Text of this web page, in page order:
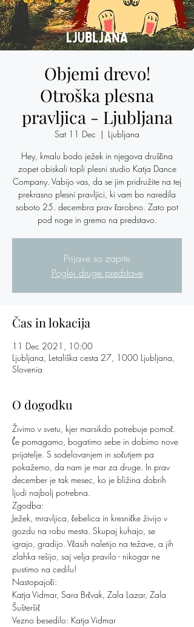
Objemi drevo!
Otroška plesna
pravljica - Ljubljana
Sat 11 Dec
  |
Ljubljana
Hey, kmalu bodo ježek in njegova druščina
zopet obiskali topli plesni studio Katja Dance
Company. Vabijo vas, da se jim pridružite na tej
prekrasno plesni pravljici, ki vam bo naredila
soboto 25. decembra prav čarobno. Zato pot
pod noge in gremo na predstavo.
Prijave so zaprte
Poglej druge predstave
Čas in lokacija
11 Dec 2021, 10:00
Ljubljana, Letališka cesta 27, 1000 Ljubljana,
Slovenia
O dogodku
Živimo v svetu, kjer marsikdo potrebuje pomoč.
Če pomagamo, bogatimo sebe in dobimo nove
prijatelje. S sodelovanjem in sočutjem pa
pokažemo, da nam je mar za druge. In prav
december je tak mesec, ko je bližina dobrih
ljudi najbolj potrebna.
Zgodba:
Ježek, mravljica, čebelica in kresničke živijo v
gozdu na robu mesta. Skupaj kuhajo, se
igrajo, gradijo. Včasih naletijo na težave, a jih
zlahka rešijo, saj velja pravilo - nikogar ne
pustimo na cedilu!
Nastopajoči:
Katja Vidmar, Sara Brčvak, Zala Lazar, Zala
Šušteršič
Vezno besedilo: Katja Vidmar